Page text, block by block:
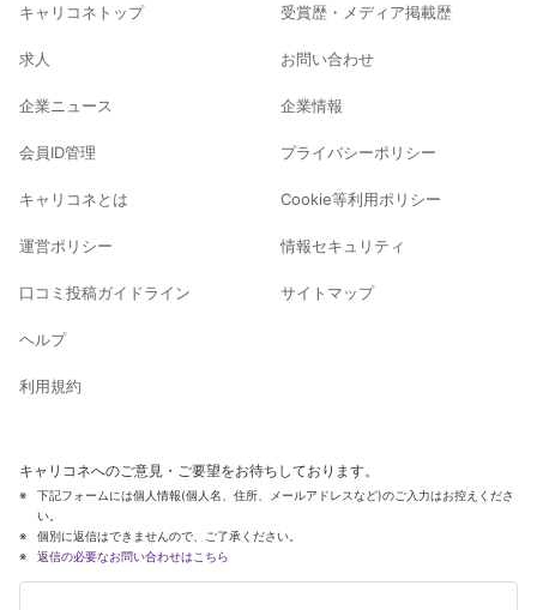
キャリコネトップ
求人
企業ニュース
会員ID管理
キャリコネとは
運営ポリシー
口コミ投稿ガイドライン
ヘルプ
利用規約
受賞歴・メディア掲載歴
お問い合わせ
企業情報
プライバシーポリシー
Cookie等利用ポリシー
情報セキュリティ
サイトマップ
キャリコネへのご意見・ご要望をお待ちしております。
下記フォームには個人情報(個人名、住所、メールアドレスなど)のご入力はお控えくださ
い。
個別に返信はできませんので、ご了承ください。
返信の必要なお問い合わせはこちら